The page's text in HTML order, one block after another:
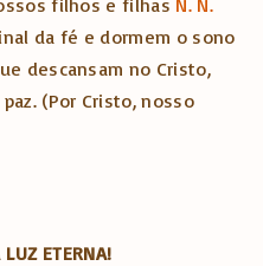
filhos e filhas N. N.
da fé e dormem o sono
descansam no Cristo,
(Por Cristo, nosso
ETERNA!